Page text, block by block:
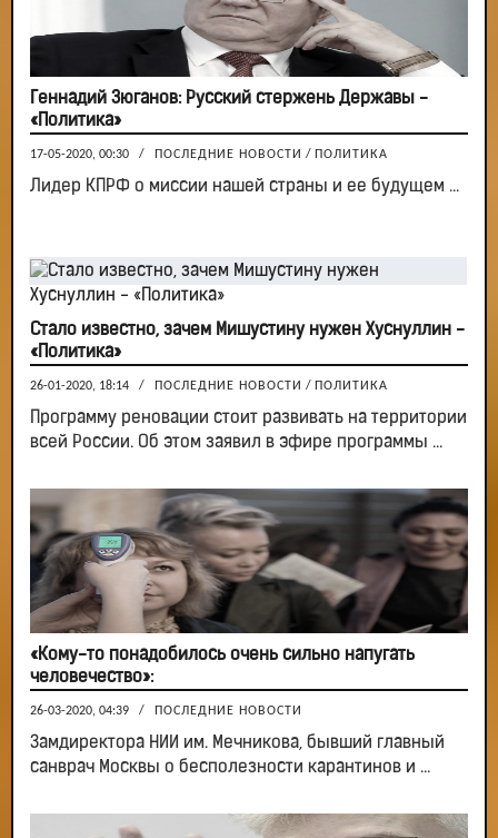
Геннадий Зюганов: Русский стержень Державы -
«Политика»
17-05-2020, 00:30 / ПОСЛЕДНИЕ НОВОСТИ / ПОЛИТИКА
Лидер КПРФ о миссии нашей страны и ее будущем ...
Стало известно, зачем Мишустину нужен Хуснуллин -
«Политика»
26-01-2020, 18:14 / ПОСЛЕДНИЕ НОВОСТИ / ПОЛИТИКА
Программу реновации стоит развивать на территории
всей России. Об этом заявил в эфире программы ...
«Кому-то понадобилось очень сильно напугать
человечество»:
26-03-2020, 04:39 / ПОСЛЕДНИЕ НОВОСТИ
Замдиректора НИИ им. Мечникова, бывший главный
санврач Москвы о бесполезности карантинов и ...